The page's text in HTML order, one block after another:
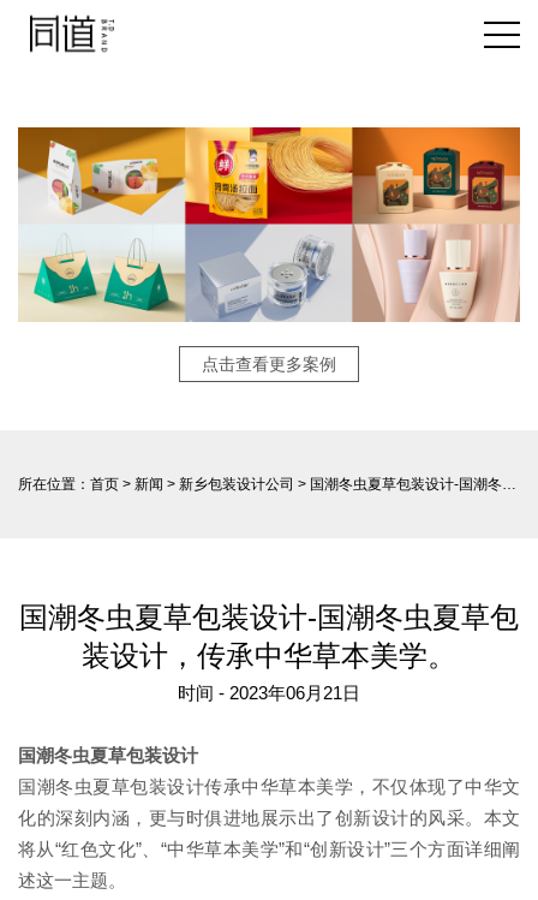
点击查看更多案例
所在位置： 首页 > 新闻 > 新乡包装设计公司 > 国潮冬虫夏草包装设计-国潮冬虫夏草包装设计，传承中华草本美学。
国潮冬虫夏草包装设计-国潮冬虫夏草包
装设计，传承中华草本美学。
时间 - 2023年06月21日
国潮冬虫夏草包装设计
国潮冬虫夏草包装设计传承中华草本美学，不仅体现了中华文
化的深刻内涵，更与时俱进地展示出了创新设计的风采。本文
将从“红色文化”、“中华草本美学”和“创新设计”三个方面详细阐
述这一主题。